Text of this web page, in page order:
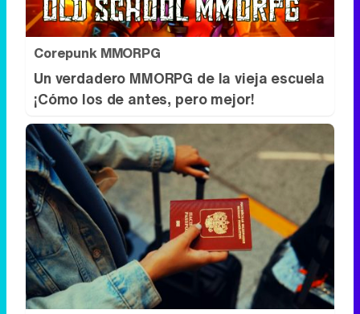
Corepunk MMORPG
Un verdadero MMORPG de la vieja escuela
¡Cómo los de antes, pero mejor!